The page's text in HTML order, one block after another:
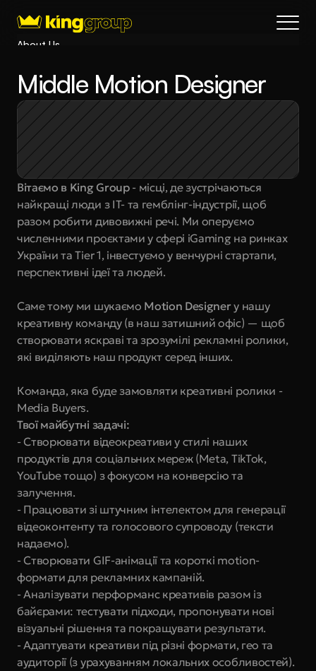
About Us
Services
Process
404
Book a call
Middle Motion Designer
Вітаємо в King Group - місці, де зустрічаються
найкращі люди з IT- та гемблінг-індустрії, щоб
разом робити дивовижні речі. Ми оперуємо
численними проєктами у сфері iGaming на ринках
України та Tier 1, інвестуємо у венчурні стартапи,
перспективні ідеї та людей.
Саме тому ми шукаємо Motion Designer у нашу
креативну команду (в наш затишний офіс) — щоб
створювати яскраві та зрозумілі рекламні ролики,
які виділяють наш продукт серед інших.
Команда, яка буде замовляти креативні ролики -
Media Buyers.
Твої майбутні задачі:
- Створювати відеокреативи у стилі наших
продуктів для соціальних мереж (Meta, TikTok,
YouTube тощо) з фокусом на конверсію та
залучення.
- Працювати зі штучним інтелектом для генерації
відеоконтенту та голосового супроводу (тексти
надаємо).
- Створювати GIF-анімації та короткі motion-
формати для рекламних кампаній.
- Аналізувати перформанс креативів разом із
байєрами: тестувати підходи, пропонувати нові
візуальні рішення та покращувати результати.
- Адаптувати креативи під різні формати, гео та
аудиторії (з урахуванням локальних особливостей).